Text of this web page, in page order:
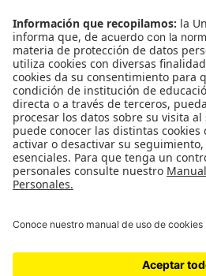
SÍGUENOS
¿Quieres escribir en 070?
CONTÁCTANOS
cerosetenta@uniandes.edu.co
BOGOTÁ, COLOMBIA